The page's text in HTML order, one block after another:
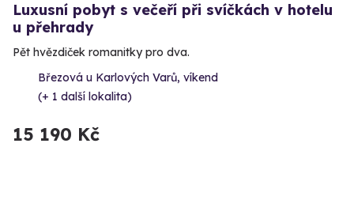
Luxusní pobyt s večeří při svíčkách v hotelu
u přehrady
Pět hvězdiček romanitky pro dva.
Březová u Karlových Varů, víkend
(+ 1 další lokalita)
15 190 Kč